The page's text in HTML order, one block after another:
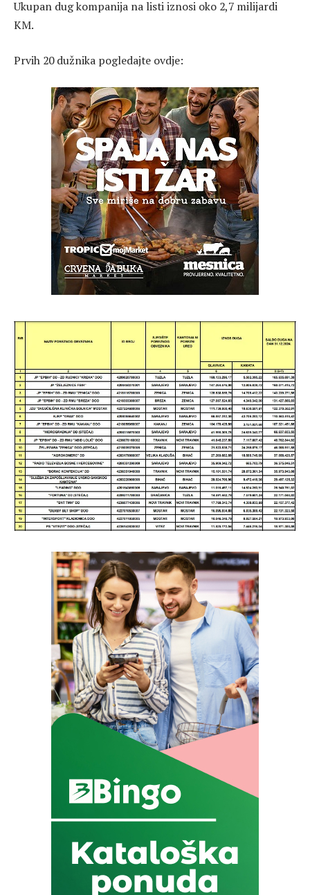
Ukupan dug kompanija na listi iznosi oko 2,7 milijardi
KM.
Prvih 20 dužnika pogledajte ovdje: